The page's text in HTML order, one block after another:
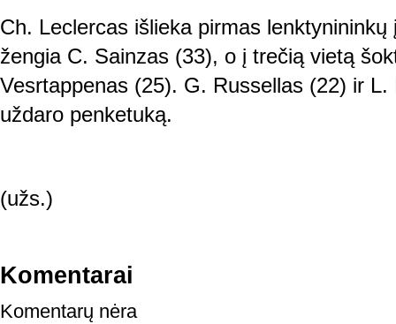
Ch. Leclercas išlieka pirmas
žengia C. Sainzas (33), o į trečią vietą
Vesrtappenas (25). G. Russellas (22) ir L.
uždaro penketuką.
(užs.)
Komentarai
Komentarų nėra